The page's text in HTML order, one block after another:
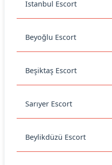
İstanbul Escort
Beyoğlu Escort
Beşiktaş Escort
Sarıyer Escort
Beylikdüzü Escort